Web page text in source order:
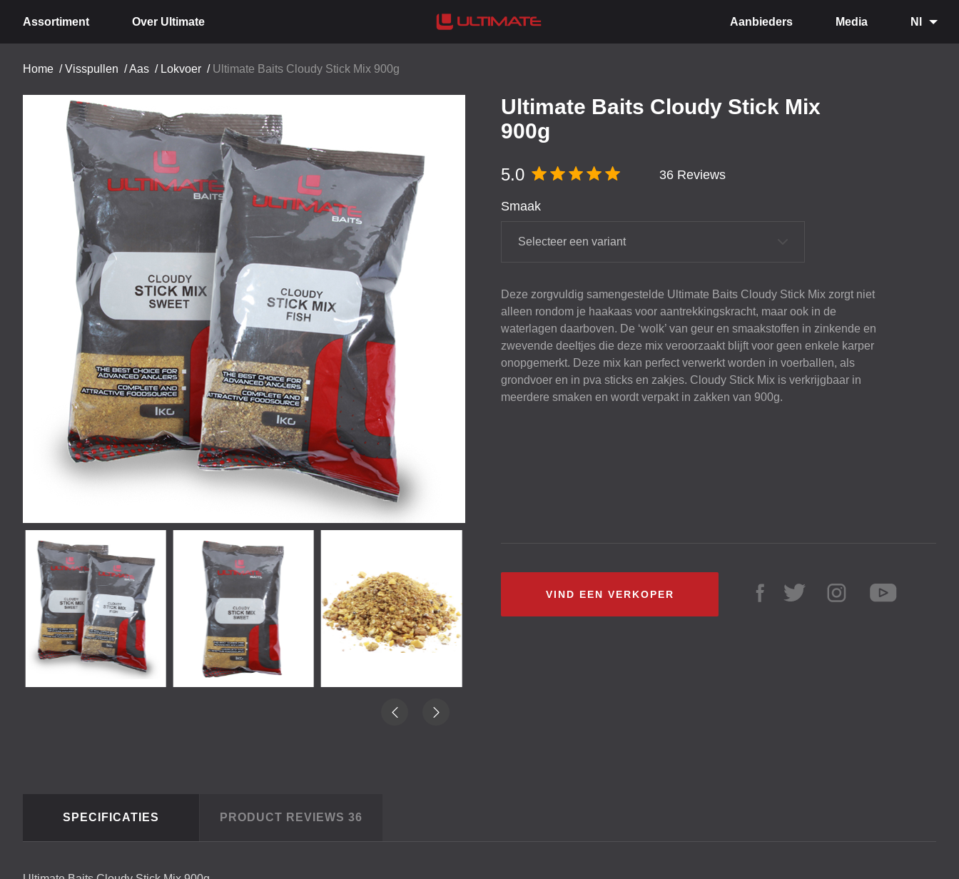
Assortiment Over Ultimate Aanbieders Media Nl
Home /Visspullen /Aas / Lokvoer / Ultimate Baits Cloudy Stick Mix 900g
Ultimate Baits Cloudy Stick Mix
900g
5.0 36 Reviews
Smaak
Selecteer een variant
Deze zorgvuldig samengestelde Ultimate Baits Cloudy Stick Mix zorgt niet
alleen rondom je haakaas voor aantrekkingskracht, maar ook in de
waterlagen daarboven. De ‘wolk’ van geur en smaakstoffen in zinkende en
zwevende deeltjes die deze mix veroorzaakt blijft voor geen enkele karper
onopgemerkt. Deze mix kan perfect verwerkt worden in voerballen, als
grondvoer en in pva sticks en zakjes. Cloudy Stick Mix is verkrijgbaar in
meerdere smaken en wordt verpakt in zakken van 900g.
VIND EEN VERKOPER
SPECIFICATIES PRODUCT REVIEWS 36